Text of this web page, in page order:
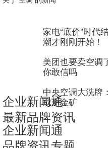
家电“底价”时代
潮才刚刚开始！
美团也要卖空调
你敢信吗
中央空调大洗牌
成新金矿
企业新闻通
最新品牌资讯
企业新闻通